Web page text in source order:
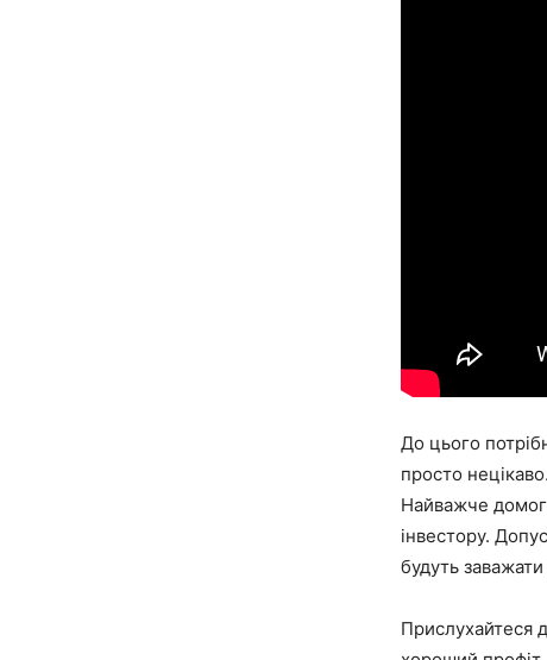
До цього
просто нецікаво.
Найважче
інвестору.
будуть заважати
Прислухайтеся